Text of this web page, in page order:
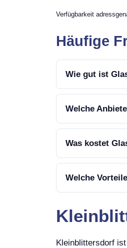
Verfügbarkeit
Häufige
Wie gut ist
Welche
Was kostet
Welche
Kleinblittersdorf